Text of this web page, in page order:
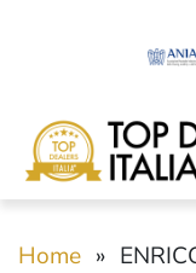
Home »